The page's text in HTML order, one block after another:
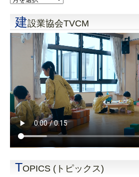
建設業協会TVCM
TOPICS (トピックス)